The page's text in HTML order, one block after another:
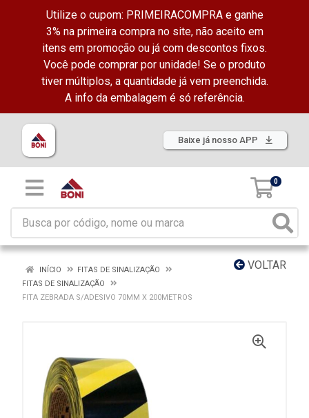
Utilize o cupom: PRIMEIRACOMPRA e ganhe
3% na primeira compra no site, não aceito em
itens em promoção ou já com descontos fixos.
Você pode comprar por unidade! Se o produto
tiver múltiplos, a quantidade já vem preenchida.
A info da embalagem é só referência.
Baixe já nosso APP
0
VOLTAR
INÍCIO
FITAS DE SINALIZAÇÃO
FITAS DE SINALIZAÇÃO
FITA ZEBRADA S/ADESIVO 70MM X 200METROS